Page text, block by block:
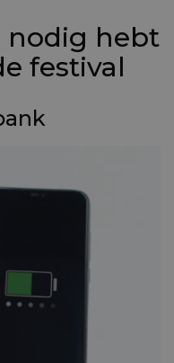
nodig hebt
festival